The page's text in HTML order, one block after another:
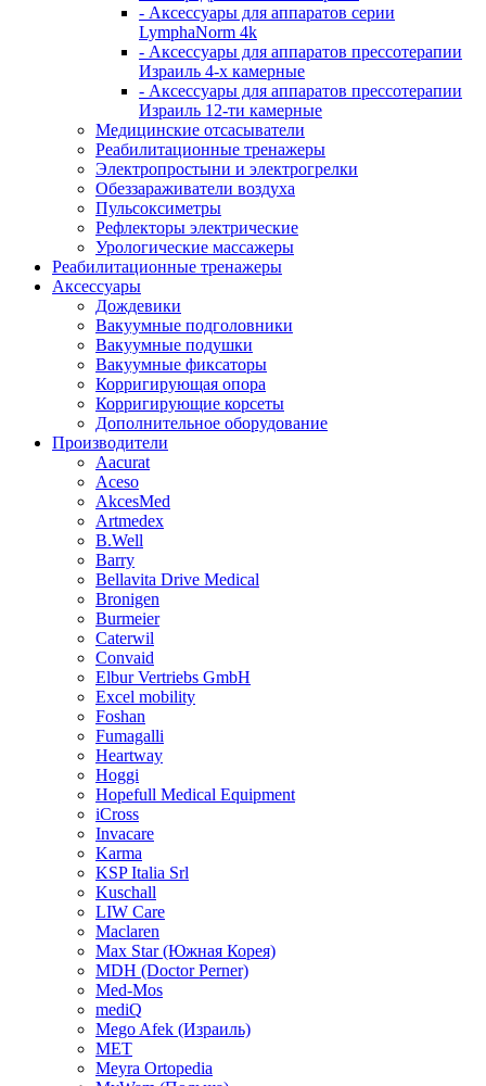
- Аксессуары для аппаратов серии
LymphaNorm 4k
- Аксессуары для аппаратов прессотерапии
Израиль 4-х камерные
- Аксессуары для аппаратов прессотерапии
Израиль 12-ти камерные
Медицинские отсасыватели
Реабилитационные тренажеры
Электропростыни и электрогрелки
Обеззараживатели воздуха
Пульсоксиметры
Рефлекторы электрические
Урологические массажеры
Реабилитационные тренажеры
Аксессуары
Дождевики
Вакуумные подголовники
Вакуумные подушки
Вакуумные фиксаторы
Корригирующая опора
Корригирующие корсеты
Дополнительное оборудование
Производители
Aacurat
Aceso
AkcesMed
Artmedex
B.Well
Barry
Bellavita Drive Medical
Bronigen
Burmeier
Caterwil
Convaid
Elbur Vertriebs GmbH
Excel mobility
Foshan
Fumagalli
Heartway
Hoggi
Hopefull Medical Equipment
iCross
Invacare
Karma
KSP Italia Srl
Kuschall
LIW Care
Maclaren
Max Star (Южная Корея)
MDH (Doctor Perner)
Med-Mos
mediQ
Mego Afek (Израиль)
MET
Meyra Ortopedia